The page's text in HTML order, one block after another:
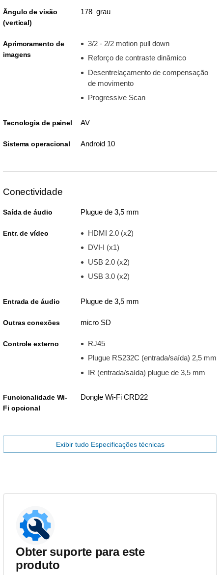
Ângulo de visão
(vertical)
178 grau
Aprimoramento de
imagens
3/2 - 2/2 motion pull down
Reforço de contraste dinâmico
Desentrelaçamento de compensação
de movimento
Progressive Scan
Tecnologia de painel AV
Sistema operacional Android 10
Conectividade
Saída de áudio Plugue de 3,5 mm
Entr. de vídeo
HDMI 2.0 (x2)
DVI-I (x1)
USB 2.0 (x2)
USB 3.0 (x2)
Entrada de áudio Plugue de 3,5 mm
Outras conexões micro SD
Controle externo
RJ45
Plugue RS232C (entrada/saída) 2,5 mm
IR (entrada/saída) plugue de 3,5 mm
Funcionalidade Wi-
Fi opcional
Dongle Wi-Fi CRD22
Exibir tudo Especificações técnicas
Obter suporte para este
produto